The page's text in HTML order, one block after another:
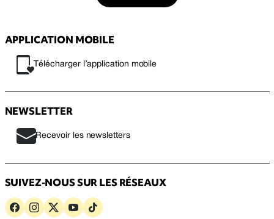
APPLICATION MOBILE
Télécharger l’application mobile
NEWSLETTER
Recevoir les newsletters
SUIVEZ-NOUS SUR LES RÉSEAUX